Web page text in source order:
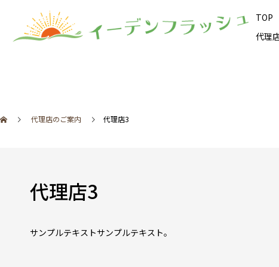
TOP
代理
代理店のご案内 代理店3
代理店3
サンプルテキストサンプルテキスト。